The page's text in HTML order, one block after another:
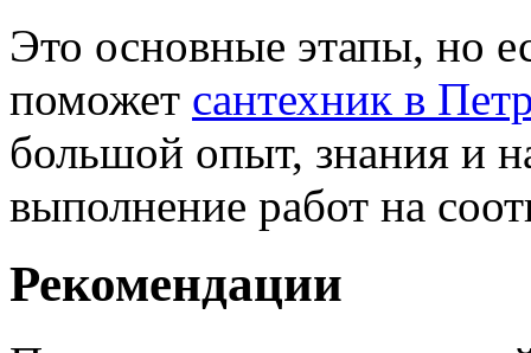
Это основные этапы, но
поможет сантехник в
большой опыт, знания и
выполнение работ на
Рекомендации